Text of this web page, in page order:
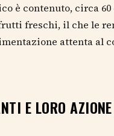
è contenuto, circa
freschi, il che le
attenta al
E LORO